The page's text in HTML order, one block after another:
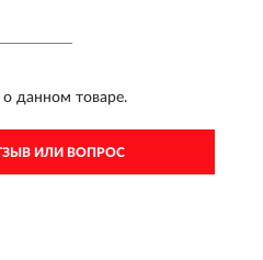
данном товаре.
ИЛИ ВОПРОС